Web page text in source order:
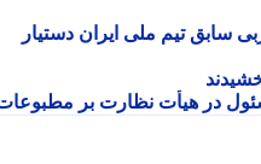
تیم ملی ایران دستیار
در هیأت نظارت بر مطبوعات